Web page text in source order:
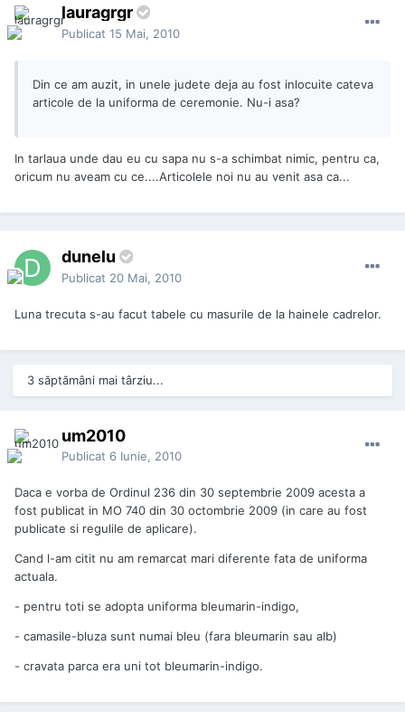
lauragrgr
Publicat 15 Mai, 2010
Din ce am auzit, in unele judete deja au fost inlocuite cateva
articole de la uniforma de ceremonie. Nu-i asa?
In tarlaua unde dau eu cu sapa nu s-a schimbat nimic, pentru ca,
oricum nu aveam cu ce....Articolele noi nu au venit asa ca...
dunelu
Publicat 20 Mai, 2010
Luna trecuta s-au facut tabele cu masurile de la hainele cadrelor.
3 săptămâni mai târziu...
um2010
Publicat 6 Iunie, 2010
Daca e vorba de Ordinul 236 din 30 septembrie 2009 acesta a
fost publicat in MO 740 din 30 octombrie 2009 (in care au fost
publicate si regulile de aplicare).
Cand l-am citit nu am remarcat mari diferente fata de uniforma
actuala.
- pentru toti se adopta uniforma bleumarin-indigo,
- camasile-bluza sunt numai bleu (fara bleumarin sau alb)
- cravata parca era uni tot bleumarin-indigo.